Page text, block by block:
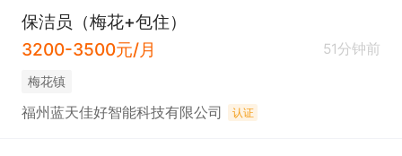
保洁员（梅花+包住）
3200-3500元/月
51分钟前
​梅花镇
福州蓝天佳好智能科技有限公司 认证